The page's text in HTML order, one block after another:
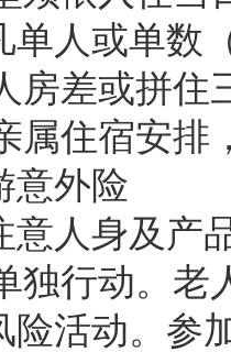
单人或单数
房差或拼住
属住宿安排
意外险
意人身及产
独行动。老
险活动。参